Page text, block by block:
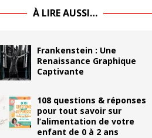
À LIRE AUSSI…
Frankenstein : Une
Renaissance Graphique
Captivante
108 questions & réponses
pour tout savoir sur
l’alimentation de votre
enfant de 0 à 2 ans